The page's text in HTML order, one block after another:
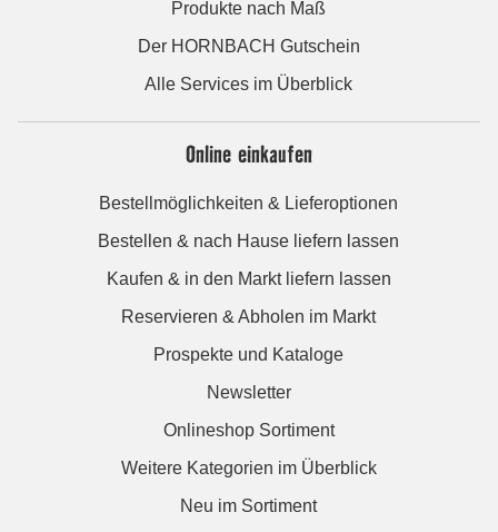
Produkte nach Maß
Der HORNBACH Gutschein
Alle Services im Überblick
Online einkaufen
Bestellmöglichkeiten & Lieferoptionen
Bestellen & nach Hause liefern lassen
Kaufen & in den Markt liefern lassen
Reservieren & Abholen im Markt
Prospekte und Kataloge
Newsletter
Onlineshop Sortiment
Weitere Kategorien im Überblick
Neu im Sortiment